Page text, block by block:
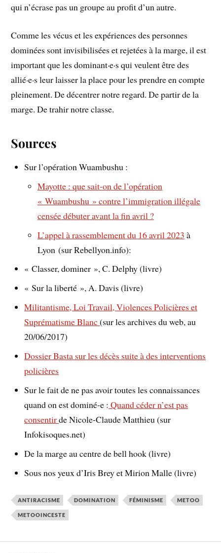
qui n’écrase pas un groupe au profit d’un autre.
Comme les vécus et les expériences des personnes
dominées sont invisibilisées et rejetées à la marge, il est
important que les dominant·e·s qui veulent être des
allié·e·s leur laisser la place pour les prendre en compte
pleinement. De décentrer notre regard. De partir de la
marge. De trahir notre classe.
Sources
Sur l’opération Wuambushu :
Mayotte : que sait-on de l’opération
« Wuambushu » contre l’immigration illégale
censée débuter avant la fin avril ?
L’appel à rassemblement du 16 avril 2023 à
Lyon (sur Rebellyon.info):
« Classer, dominer », C. Delphy (livre)
« Sur la liberté », A. Davis (livre)
Militantisme, Loi Travail, Violences Policières et
Suprématisme Blanc(sur les archives du web, au
20/06/2017)
Dossier Basta sur les décès suite à des interventions
policières
Sur le fait de ne pas avoir toutes les connaissances
quand on est dominé-e : Quand céder n’est pas
consentirde Nicole-Claude Matthieu (sur
Infokisoques.net)
De la marge au centre de bell hook (livre)
Sous nos yeux d’Iris Brey et Mirion Malle (livre)
ANTIRACISME DOMINATION FÉMINISME METOO
METOOINCESTE